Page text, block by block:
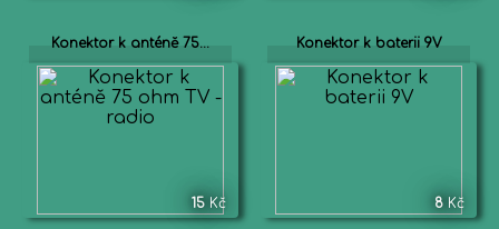
Konektor k anténě 75...
15 Kč
Konektor k baterii 9V
8 Kč